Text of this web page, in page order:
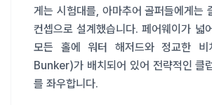
게는 시험대를, 아마추어 골퍼들에게는
컨셉으로 설계했습니다. 페어웨이가 넓
모든 홀에 워터 해저드와 정교한 비
Bunker)가 배치되어 있어 전략적인 클
를 좌우합니다.